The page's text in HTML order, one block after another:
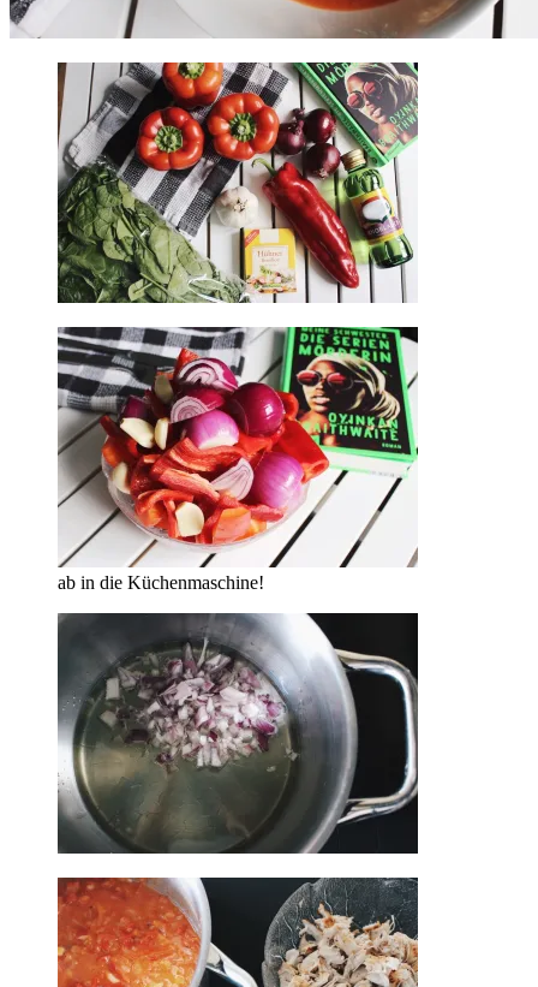
ab in die Küchenmaschine!